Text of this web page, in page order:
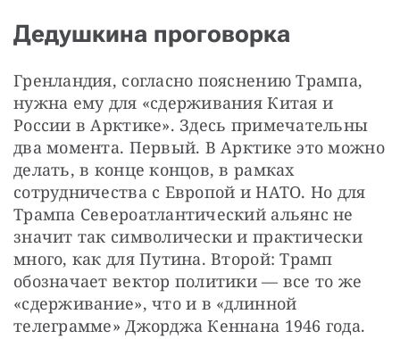
Дедушкина проговорка
Гренландия, согласно пояснению Трампа,
нужна ему для «сдерживания Китая и
России в Арктике». Здесь примечательны
два момента. Первый. В Арктике это можно
делать, в конце концов, в рамках
сотрудничества с Европой и НАТО. Но для
Трампа Североатлантический альянс не
значит так символически и практически
много, как для Путина. Второй: Трамп
обозначает вектор политики — все то же
«сдерживание», что и в «длинной
телеграмме» Джорджа Кеннана 1946 года.